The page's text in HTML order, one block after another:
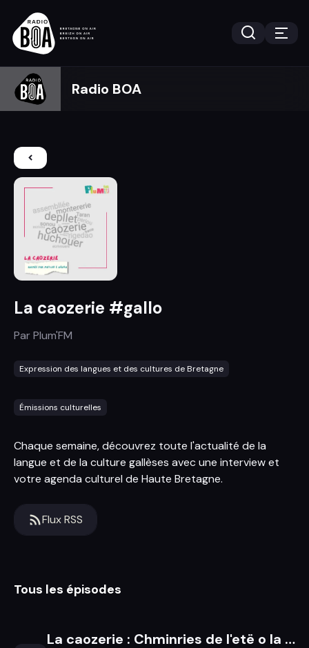
Radio BOA
La caozerie #gallo
ParPlum'FM
Expression des langues et des cultures de Bretagne
Émissions culturelles
Chaque semaine, découvrez toute l'actualité de la
langue et de la culture gallèses avec une interview et
votre agenda culturel de Haute Bretagne.
Flux RSS
Tous les épisodes
La caozerie : Chminries de l'etë o la Granjagoul